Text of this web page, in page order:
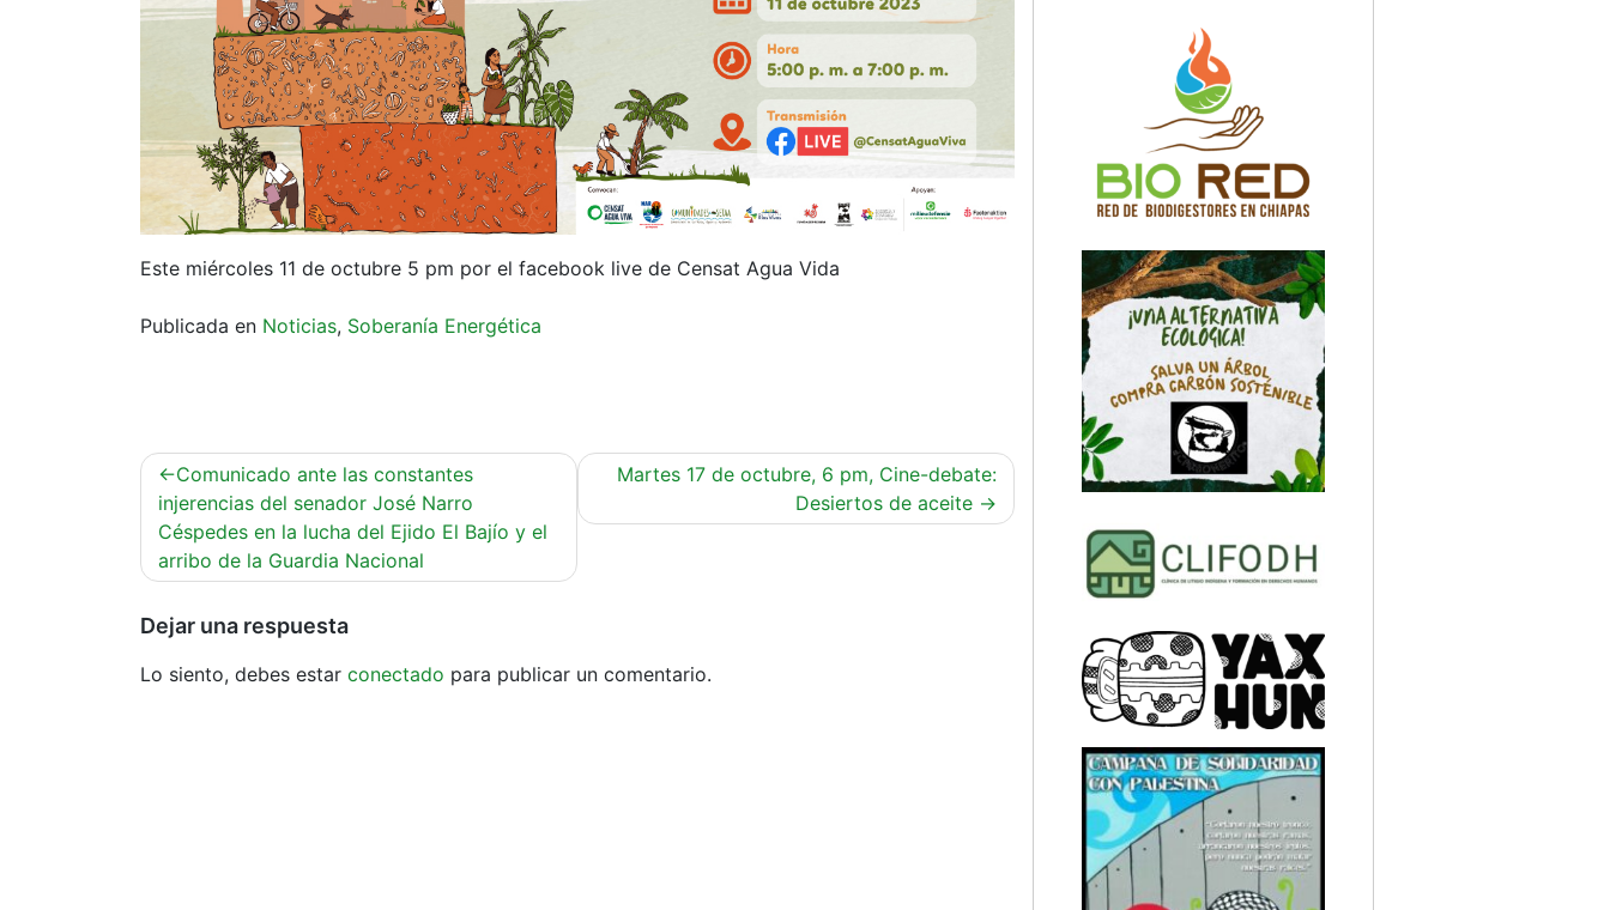
Este miércoles 11 de octubre 5 pm por el facebook live de Censat Agua Vida
Publicada en Noticias, Soberanía Energética
Navegación
de
entradas
Comunicado ante las constantes
injerencias del senador José Narro
Céspedes en la lucha del Ejido El Bajío y el
arribo de la Guardia Nacional
Martes 17 de octubre, 6 pm, Cine-debate:
Desiertos de aceite
Dejar una respuesta
Lo siento, debes estar conectado para publicar un comentario.